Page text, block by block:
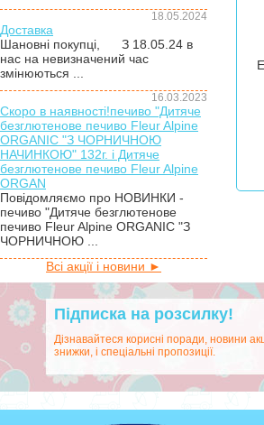
18.05.2024
Доставка
Шановні покупці, З 18.05.24 в
нас на невизначений час
змінюються ...
16.03.2023
Скоро в наявності!печиво "Дитяче
безглютенове печиво Fleur Alpine
ORGANIC "З ЧОРНИЧНОЮ
НАЧИНКОЮ" 132г. і Дитяче
безглютенове печиво Fleur Alpine
ORGAN
Повідомляємо про НОВИНКИ -
печиво "Дитяче безглютенове
печиво Fleur Alpine ORGANIC "З
ЧОРНИЧНОЮ ...
Всі акції і новини ►
Підписка на розсилку!
Дізнавайтеся корисні поради, новини
знижки, і спеціальні пропозиції.